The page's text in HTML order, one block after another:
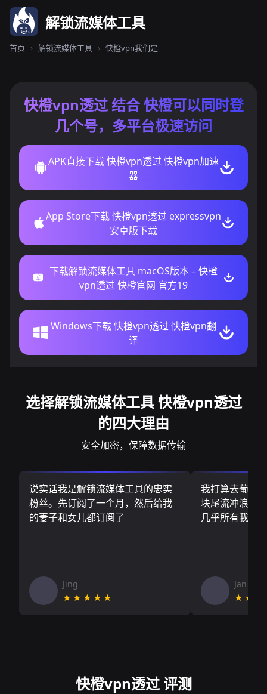
解锁流媒体工具
首页 › 解锁流媒体工具 › 快橙vpn我们是
快橙vpn透过 结合 快橙可以同时登
几个号，多平台极速访问
APK直接下载 快橙vpn透过 快橙vpn加速
器
App Store下载 快橙vpn透过 expressvpn
安卓版下载
下载解锁流媒体工具 macOS版本 – 快橙
vpn透过 快橙官网 官方19
Windows下载 快橙vpn透过 快橙vpn翻
译
选择解锁流媒体工具 快橙vpn透过
的四大理由
安全加密，保障数据传输
说实话我是解锁流媒体工具的忠实
粉丝。先订阅了一个月，然后给我
的妻子和女儿都订阅了
Jing
★★★★★
我打算去葡萄
块尾流冲浪板
几乎所有我需
Jan V
快橙vpn透过 评测